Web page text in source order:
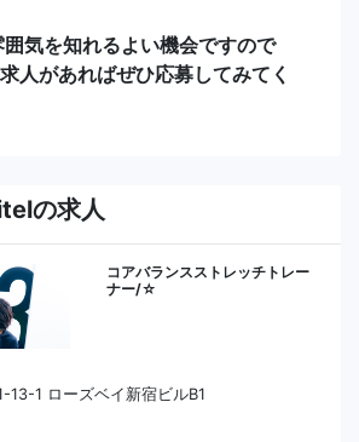
気を知れるよい機会ですので
人があればぜひ応募してみてく
の求人
コアバランスストレッチトレー
ナー/☆
13-1 ローズベイ新宿ビルB1